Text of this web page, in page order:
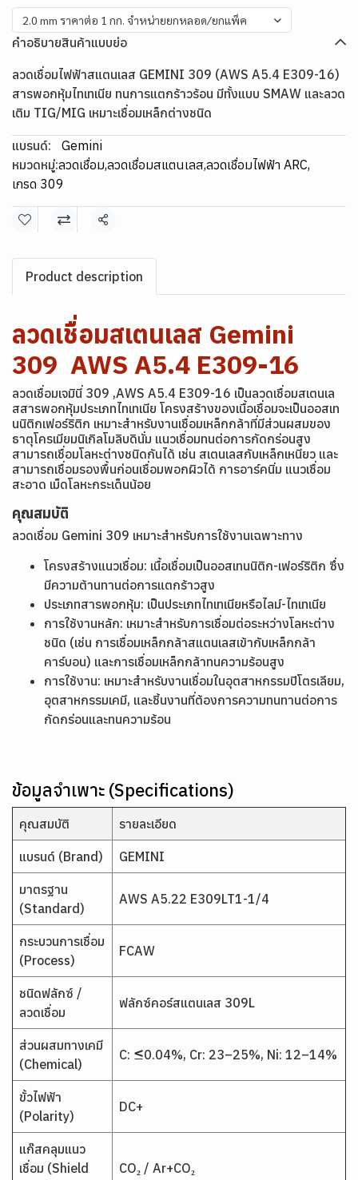
2.0 mm ราคาต่อ 1 กก. จำหน่ายยกหลอด/ยกแพ็ค
คำอธิบายสินค้าแบบย่อ
ลวดเชื่อมไฟฟ้าสแตนเลส GEMINI 309 (AWS A5.4 E309-16)
สารพอกหุ้มไทเทเนีย ทนการแตกร้าวร้อน มีทั้งแบบ SMAW และลวด
เติม TIG/MIG เหมาะเชื่อมเหล็กต่างชนิด
แบรนด์:
Gemini
หมวดหมู่:ลวดเชื่อม,ลวดเชื่อมสแตนเลส,ลวดเชื่อมไฟฟ้า ARC,
เกรด 309
แชร์
Product description
ลวดเชื่อมสเตนเลส Gemini
309 AWS A5.4 E309-16
ลวดเชื่อมเจมินี่ 309 ,AWS A5.4 E309-16 เป็นลวดเชื่อมสเตนเล
สสารพอกหุ้มประเภทไทเทเนีย โครงสร้างของเนื้อเชื่อมจะเป็นออสเท
นนิติกเฟอร์ริติก เหมาะสำหรับงานเชื่อมเหล็กกล้าที่มีส่วนผสมของ
ธาตุโครเมียมนิเกิลโมลิบดินั่ม แนวเชื่อมทนต่อการกัดกร่อนสูง
สามารถเชื่อมโลหะต่างชนิดกันได้ เช่น สเตนเลสกับเหล็กเหนียว และ
สามารถเชื่อมรองพื้นก่อนเชื่อมพอกผิวได้ การอาร์คนิ่ม แนวเชื่อม
สะอาด เม็ดโลหะกระเด็นน้อย
คุณสมบัติ
ลวดเชื่อม Gemini 309 เหมาะสำหรับการใช้งานเฉพาะทาง
โครงสร้างแนวเชื่อม: เนื้อเชื่อมเป็นออสเทนนิติก-เฟอร์ริติก ซึ่ง
มีความต้านทานต่อการแตกร้าวสูง
ประเภทสารพอกหุ้ม: เป็นประเภทไทเทเนียหรือไลม์-ไทเทเนีย
การใช้งานหลัก: เหมาะสำหรับการเชื่อมต่อระหว่างโลหะต่าง
ชนิด (เช่น การเชื่อมเหล็กกล้าสแตนเลสเข้ากับเหล็กกล้า
คาร์บอน) และการเชื่อมเหล็กกล้าทนความร้อนสูง
การใช้งาน: เหมาะสำหรับงานเชื่อมในอุตสาหกรรมปิโตรเลียม,
อุตสาหกรรมเคมี, และชิ้นงานที่ต้องการความทนทานต่อการ
กัดกร่อนและทนความร้อน
ข้อมูลจำเพาะ (Specifications)
คุณสมบัติ รายละเอียด
แบรนด์ (Brand) GEMINI
มาตรฐาน
(Standard)
AWS A5.22 E309LT1-1/4
กระบวนการเชื่อม
(Process)
FCAW
ชนิดฟลักซ์ /
ลวดเชื่อม
ฟลักซ์คอร์สแตนเลส 309L
ส่วนผสมทางเคมี
(Chemical)
C: ≤0.04%, Cr: 23–25%, Ni: 12–14%
ขั้วไฟฟ้า
(Polarity)
DC+
แก๊สคลุมแนว
เชื่อม (Shield
CO₂ / Ar+CO₂